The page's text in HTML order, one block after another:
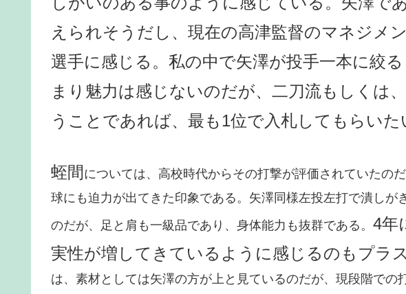
えられそうだし、現在の高津監督のマネジメ
選手に感じる。私の中で矢澤が投手一本に絞
まり魅力は感じないのだが、二刀流もしくは
うことであれば、最も1位で入札してもらいた
蛭間 については、高校時代からその打撃が評価されていたの
球にも迫力が出てきた印象である。矢澤同様左投左打で潰しが
のだが、足と肩も一級品であり、身体能力も抜群である。 4年
実性が増してきているように感じるのもプラ
は、素材としては矢澤の方が上と見ているのだが、現段階での